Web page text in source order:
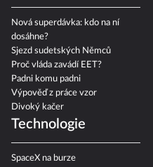
Nová superdávka: kdo na ní
dosáhne?
Sjezd sudetských Němců
Proč vláda zavádí EET?
Padni komu padni
Výpověď z práce vzor
Divoký kačer
Technologie
SpaceX na burze